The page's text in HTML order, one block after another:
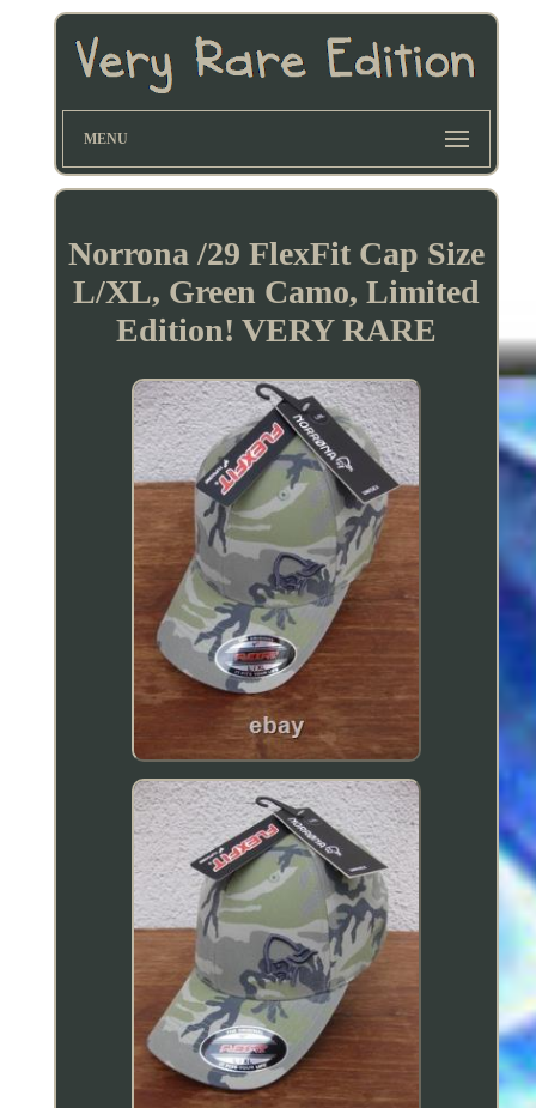
MENU
Norrona /29 FlexFit Cap Size
L/XL, Green Camo, Limited
Edition! VERY RARE